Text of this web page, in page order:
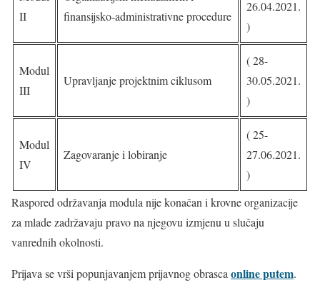
II
finansijsko-administrativne procedure
26.04.2021.
)
Modul
III
Upravljanje projektnim ciklusom
( 28-
30.05.2021.
)
Modul
IV
Zagovaranje i lobiranje
( 25-
27.06.2021.
)
Raspored održavanja modula nije konačan i krovne organizacije
za mlade zadržavaju pravo na njegovu izmjenu u slučaju
vanrednih okolnosti.
Prijava se vrši popunjavanjem prijavnog obrasca online putem.